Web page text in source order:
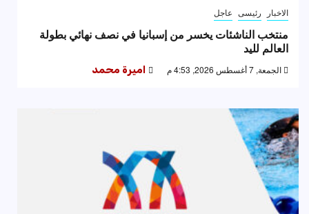
الاخبار رئيسى عاجل
منتخب الناشئات يخسر من إسبانيا في نصف نهائي بطولة
العالم لليد
الجمعة, 7 أغسطس 2026, 4:53 م اميرة محمد